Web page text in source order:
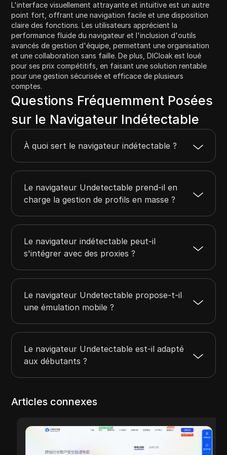
L'interface visuellement attrayante et intuitive est un autre
point fort, offrant une navigation facile et une disposition
claire des fonctions. Les utilisateurs apprécient la
performance fluide du navigateur et l'inclusion d'outils
avancés de gestion d'équipe, permettant une organisation
et une collaboration sans faille. De plus, DICloak est loué
pour ses prix compétitifs, en faisant une solution rentable
pour une gestion sécurisée et efficace de plusieurs
comptes.
Questions Fréquemment Posées
sur le Navigateur Indétectable
À quoi sert le navigateur indétectable ?
Le navigateur Undetectable prend-il en
charge la gestion de profils en masse ?
Le navigateur indétectable peut-il
s'intégrer avec des proxies ?
Le navigateur Undetectable propose-t-il
une émulation mobile ?
Le navigateur Undetectable est-il adapté
aux débutants ?
Articles connexes